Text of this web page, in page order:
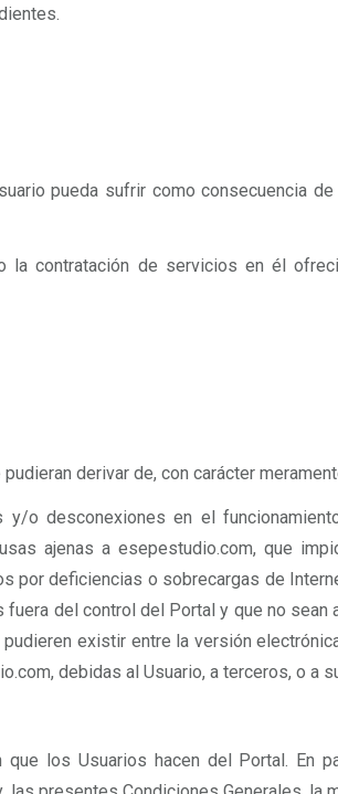
pueda sufrir como consecuencia
la contratación de servicios en él
derivar de, con carácter
y/o desconexiones en el
ajenas a esepestudio.com, que
por deficiencias o sobrecargas de
del control del Portal y que no
existir entre la versión
debidas al Usuario, a terceros, o a
los Usuarios hacen del Portal. En